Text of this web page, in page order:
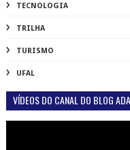
TECNOLOGIA
TRILHA
TURISMO
UFAL
VÍDEOS DO CANAL DO BLOG